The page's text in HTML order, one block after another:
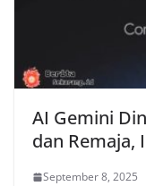
AI Gemini
dan Remaja,
September 8, 2025